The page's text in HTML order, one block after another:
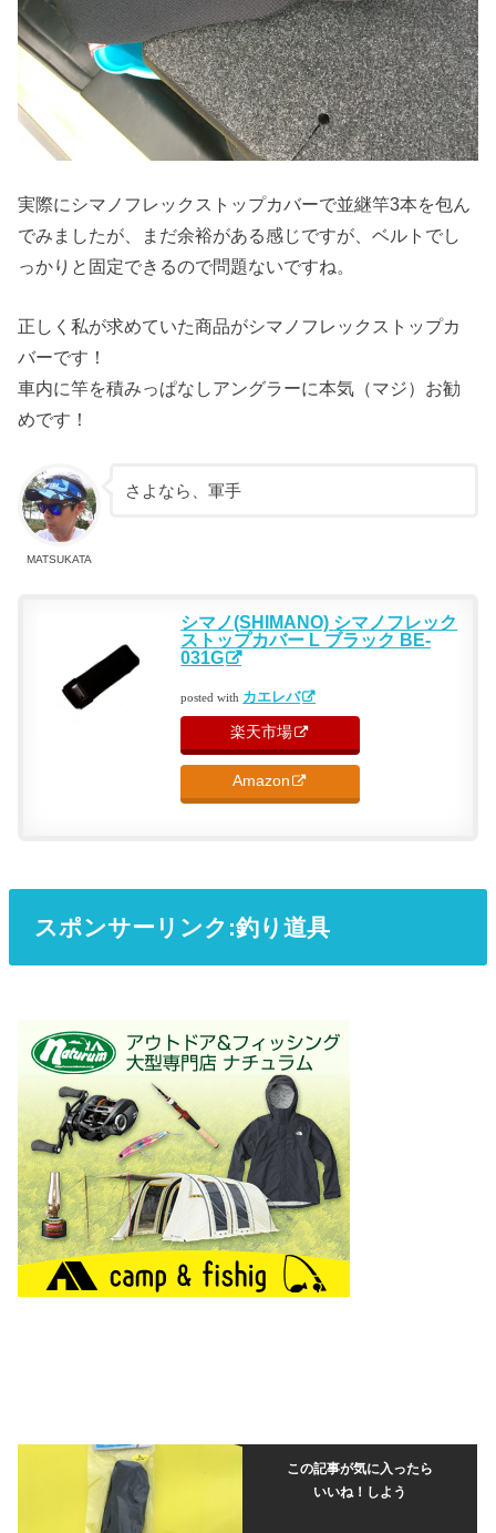
実際にシマノフレックストップカバーで並継竿3本を包ん
でみましたが、まだ余裕がある感じですが、ベルトでし
っかりと固定できるので問題ないですね。
正しく私が求めていた商品がシマノフレックストップカ
バーです！
車内に竿を積みっぱなしアングラーに本気（マジ）お勧
めです！
MATSUKATA
さよなら、軍手
シマノ(SHIMANO) シマノフレック
ストップカバー L ブラック BE-
031G
posted with カエレバ
楽天市場
Amazon
スポンサーリンク:釣り道具
この記事が気に入ったら
いいね！しよう